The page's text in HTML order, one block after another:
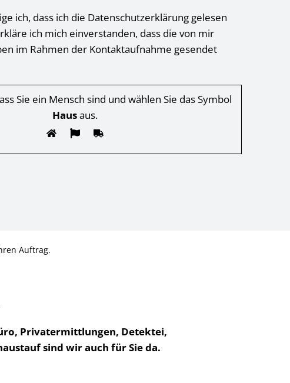
ich, dass ich die Datenschutzerklärung gelesen
ich mich einverstanden, dass die von mir
im Rahmen der Kontaktaufnahme gesendet
Sie ein Mensch sind und wählen Sie das Symbol
Hausaus.
Auftrag.
Privatermittlungen, Detektei,
sind wir auch für Sie da.